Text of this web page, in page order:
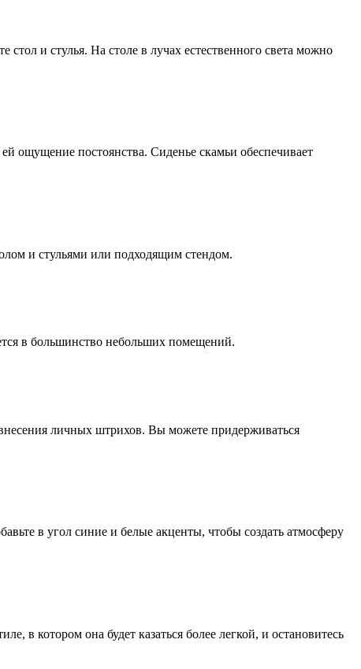
стол и стулья. На столе в лучах естественного света можно
ощущение постоянства. Сиденье скамьи обеспечивает
и стульями или подходящим стендом.
в большинство небольших помещений.
личных штрихов. Вы можете придерживаться
в угол синие и белые акценты, чтобы создать атмосферу
в котором она будет казаться более легкой, и остановитесь